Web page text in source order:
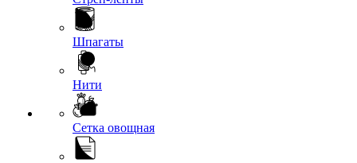
Шпагаты
Нити
Сетка овощная